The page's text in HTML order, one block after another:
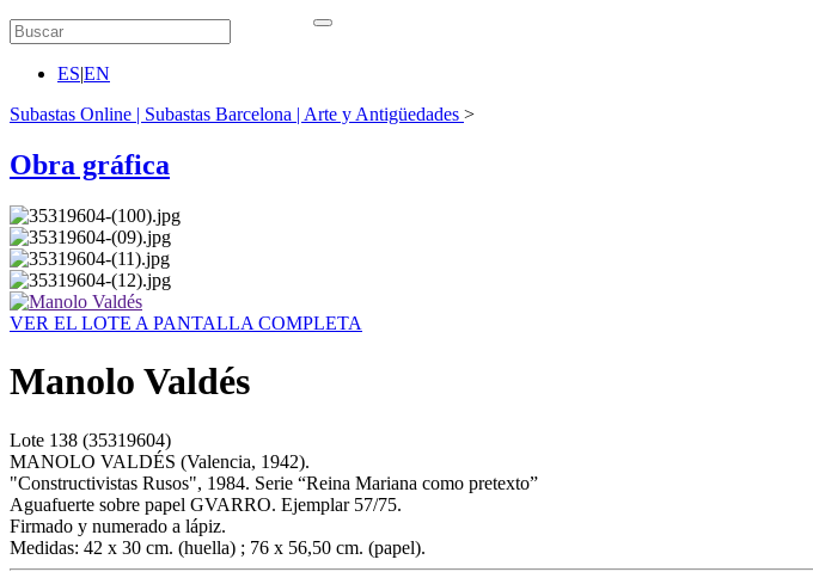
ES|EN
Subastas Online | Subastas Barcelona | Arte y Antigüedades >
Obra gráfica
VER EL LOTE A PANTALLA COMPLETA
Manolo Valdés
Lote 138 (35319604)
MANOLO VALDÉS (Valencia, 1942).
"Constructivistas Rusos", 1984. Serie “Reina Mariana como pretexto”
Aguafuerte sobre papel GVARRO. Ejemplar 57/75.
Firmado y numerado a lápiz.
Medidas: 42 x 30 cm. (huella) ; 76 x 56,50 cm. (papel).